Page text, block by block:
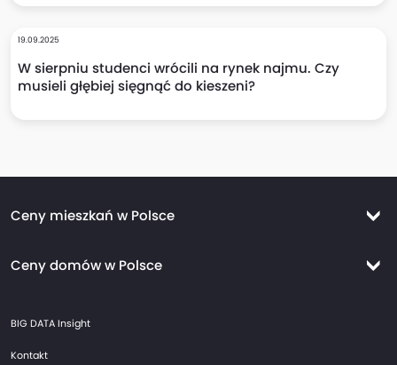
19.09.2025
W sierpniu studenci wrócili na rynek najmu. Czy
musieli głębiej sięgnąć do kieszeni?
Ceny mieszkań w Polsce
Ceny mieszkań Kraków
Ceny domów w Polsce
Ceny domów Kraków
Ceny domów Wrocław
BIG DATA Insight
Kontakt